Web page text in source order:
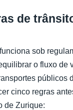
de
sob
o fluxo de
públicos
cinco regras
de Zurique: